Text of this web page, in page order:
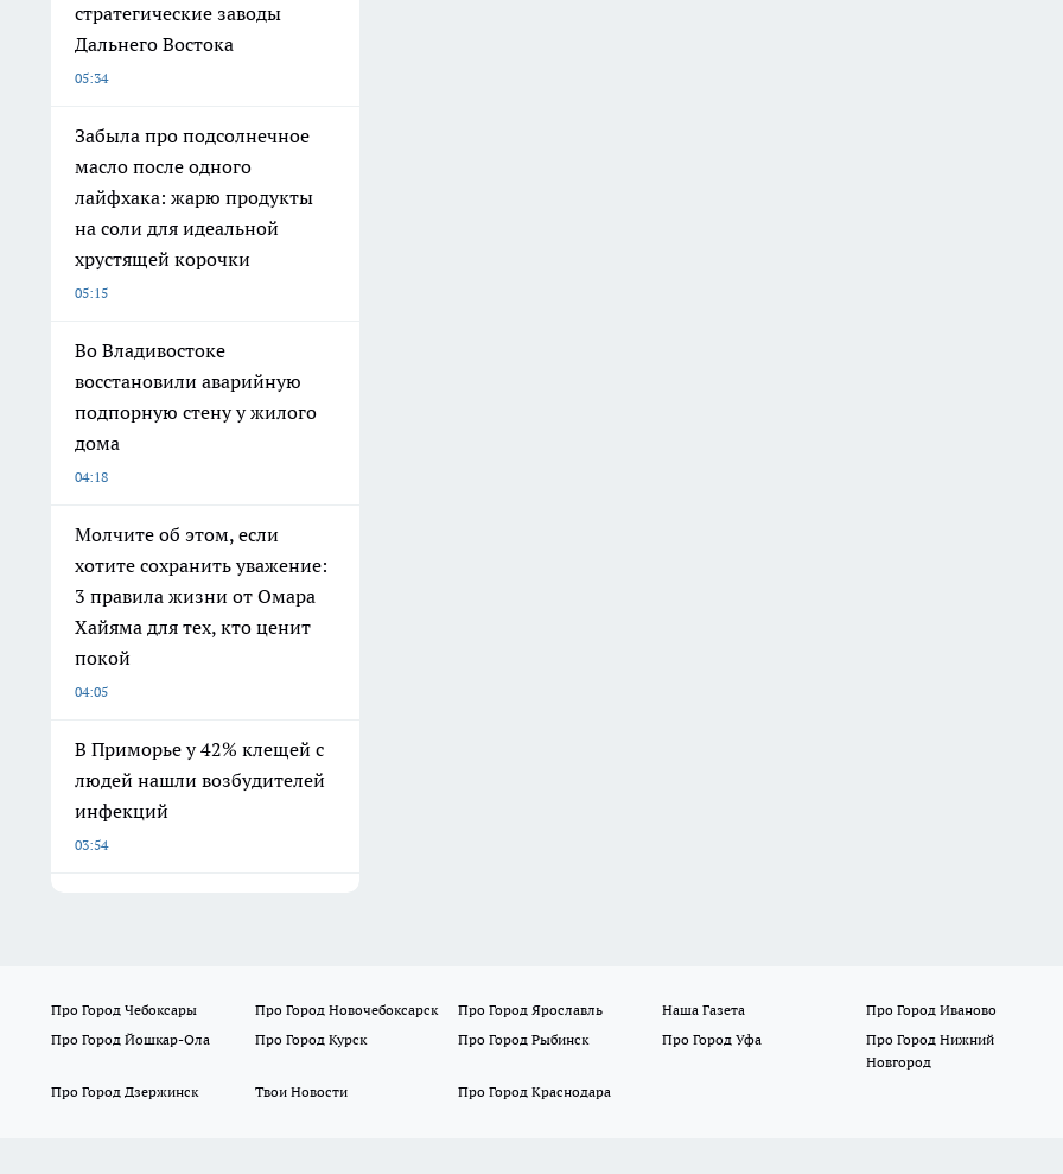
стратегические заводы
Дальнего Востока
05:34
Забыла про подсолнечное
масло после одного
лайфхака: жарю продукты
на соли для идеальной
хрустящей корочки
05:15
Во Владивостоке
восстановили аварийную
подпорную стену у жилого
дома
04:18
Молчите об этом, если
хотите сохранить уважение:
3 правила жизни от Омара
Хайяма для тех, кто ценит
покой
04:05
В Приморье у 42% клещей с
людей нашли возбудителей
инфекций
03:54
Про Город Чебоксары Про Город Новочебоксарск Про Город Ярославль Наша Газета
Про Город Иваново
Про Город Йошкар-Ола
Про Город Курск Про Город Рыбинск Про Город Уфа
Про Город Нижний
Новгород
Про Город Дзержинск
Твои Новости Про Город Краснодара